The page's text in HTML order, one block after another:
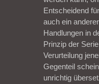
Entscheidend
auch ein
Handlungen in
Prinzip der
Verurteilung
Gegenteil
unrichtig